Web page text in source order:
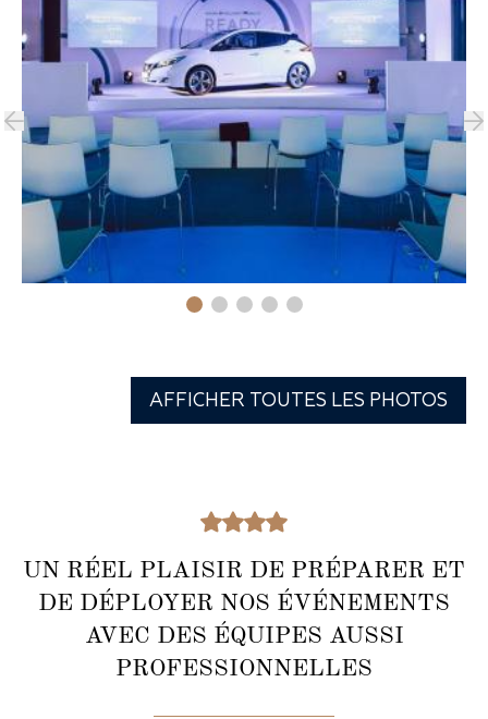
AFFICHER TOUTES LES PHOTOS
UN RÉEL PLAISIR DE PRÉPARER ET
DE DÉPLOYER NOS ÉVÉNEMENTS
AVEC DES ÉQUIPES AUSSI
PROFESSIONNELLES